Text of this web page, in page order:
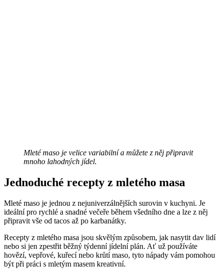
Mleté maso je velice variabilní a můžete z něj připravit
mnoho lahodných jídel.
Jednoduché recepty z mletého masa
Mleté maso je jednou z nejuniverzálnějších surovin v kuchyni. Je
ideální pro rychlé a snadné večeře během všedního dne a lze z něj
připravit vše od tacos až po karbanátky.
Recepty z mletého masa jsou skvělým způsobem, jak nasytit dav lidí
nebo si jen zpestřit běžný týdenní jídelní plán. Ať už používáte
hovězí, vepřové, kuřecí nebo krůtí maso, tyto nápady vám pomohou
být při práci s mletým masem kreativní.